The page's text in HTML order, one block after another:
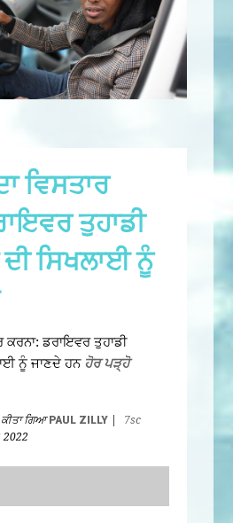
ਵਿਸਤਾਰ
ਤੁਹਾਡੀ
ਦੀ ਸਿਖਲਾਈ ਨੂੰ
ਕਰਨਾ: ਡਰਾਇਵਰ ਤੁਹਾਡੀ
ਨੂੰ ਜਾਣਦੇ ਹਨ ਹੋਰ ਪੜ੍ਹੋ
ਗਿਆPAUL ZILLY
7sc
2022